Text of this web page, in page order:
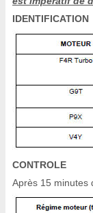
IDENTIFICATION
CONTROLE
Après 15 minutes